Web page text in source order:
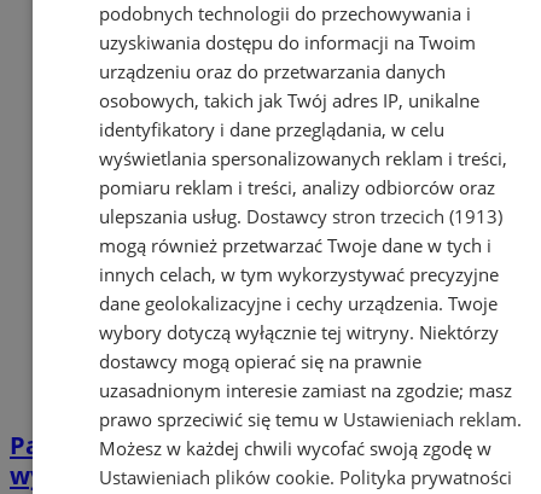
Panele fotowoltaiczne na gruncie – jak
wybrać najlepsze rozwiązanie?
podobnych technologii do przechowywania i
uzyskiwania dostępu do informacji na Twoim
urządzeniu oraz do przetwarzania danych
osobowych, takich jak Twój adres IP, unikalne
identyfikatory i dane przeglądania, w celu
wyświetlania spersonalizowanych reklam i treści,
pomiaru reklam i treści, analizy odbiorców oraz
ulepszania usług. Dostawcy stron trzecich (1913)
mogą również przetwarzać Twoje dane w tych i
innych celach, w tym wykorzystywać precyzyjne
dane geolokalizacyjne i cechy urządzenia. Twoje
wybory dotyczą wyłącznie tej witryny. Niektórzy
dostawcy mogą opierać się na prawnie
uzasadnionym interesie zamiast na zgodzie; masz
prawo sprzeciwić się temu w Ustawieniach reklam.
Możesz w każdej chwili wycofać swoją zgodę w
Ustawieniach plików cookie. Polityka prywatności